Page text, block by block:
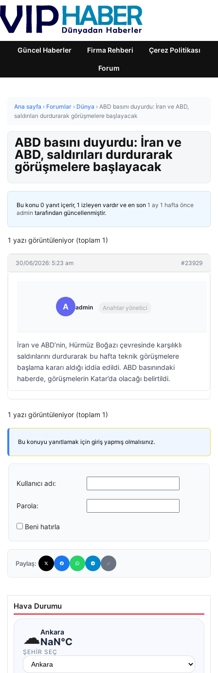
Güncel Haberler Firma Rehberi Çerez Politikası
Forum
Ana sayfa › Forumlar › Dünya › ABD basını duyurdu: İran ve ABD,
saldırıları durdurarak görüşmelere başlayacak
ABD basını duyurdu: İran ve
ABD, saldırıları durdurarak
görüşmelere başlayacak
Bu konu 0 yanıt içerir, 1 izleyen vardır ve en son 1 ay 1 hafta önce
admin tarafından güncellenmiştir.
1 yazı görüntüleniyor (toplam 1)
30/06/2026: 5:23 am #23929
A admin Anahtar yönetici
İran ve ABD’nin, Hürmüz Boğazı çevresinde karşılıklı
saldırılarını durdurarak bu hafta teknik görüşmelere
başlama kararı aldığı iddia edildi. ABD basınındaki
haberde, görüşmelerin Katar’da olacağı belirtildi.
1 yazı görüntüleniyor (toplam 1)
Bu konuyu yanıtlamak için giriş yapmış olmalısınız.
Kullanıcı adı:
Parola:
Beni hatırla
Paylaş:
Hava Durumu
☁Ankara
NaN°C
ŞEHIR SEÇ